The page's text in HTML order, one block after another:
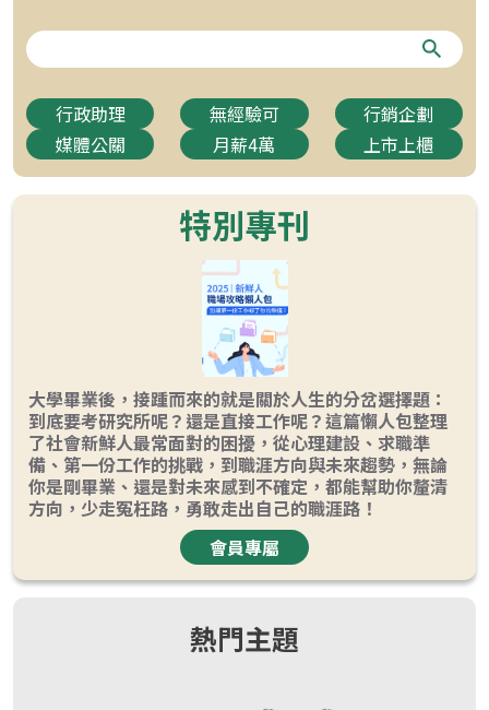
行政助理 無經驗可
行銷企劃
媒體公關
月薪4萬 上市上櫃
特別專刊
大學畢業後，接踵而來的就是關於人生的分岔選擇題：
到底要考研究所呢？還是直接工作呢？這篇懶人包整理
了社會新鮮人最常面對的困擾，從心理建設、求職準
備、第一份工作的挑戰，到職涯方向與未來趨勢，無論
你是剛畢業、還是對未來感到不確定，都能幫助你釐清
方向，少走冤枉路，勇敢走出自己的職涯路！
會員專屬
熱門主題